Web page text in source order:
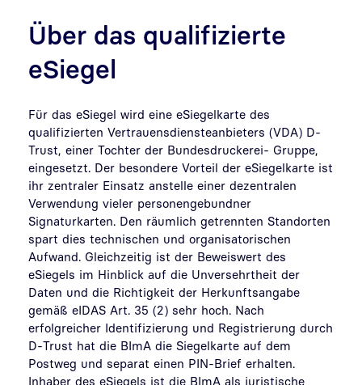
Über das qualifizierte
eSiegel
Für das eSiegel wird eine eSiegelkarte des
qualifizierten Vertrauensdiensteanbieters (VDA) D-
Trust, einer Tochter der Bundesdruckerei- Gruppe,
eingesetzt. Der besondere Vorteil der eSiegelkarte ist
ihr zentraler Einsatz anstelle einer dezentralen
Verwendung vieler personengebundner
Signaturkarten. Den räumlich getrennten Standorten
spart dies technischen und organisatorischen
Aufwand. Gleichzeitig ist der Beweiswert des
eSiegels im Hinblick auf die Unversehrtheit der
Daten und die Richtigkeit der Herkunftsangabe
gemäß eIDAS Art. 35 (2) sehr hoch. Nach
erfolgreicher Identifizierung und Registrierung durch
D-Trust hat die BImA die Siegelkarte auf dem
Postweg und separat einen PIN-Brief erhalten.
Inhaber des eSiegels ist die BImA als juristische